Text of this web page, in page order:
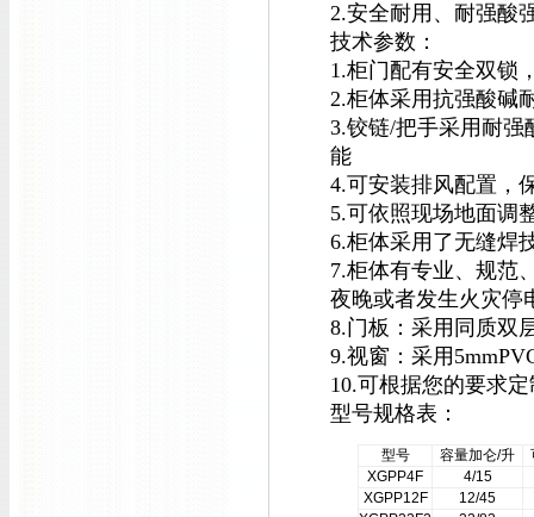
2.安全耐用、耐强酸
技术参数：
1.柜门配有安全双锁
2.柜体采用抗强酸碱
3.铰链/把手采用耐强
能
4.可安装排风配置，
5.可依照现场地面调
6.柜体采用了无缝焊
7.柜体有专业、规范
夜晚或者发生火灾停
8.门板：采用同质双
9.视窗：采用
10.可根据您的要求
型号规格表：
型号 容量加仑/升
XGPP4F
4/15
XGPP12F
12/45